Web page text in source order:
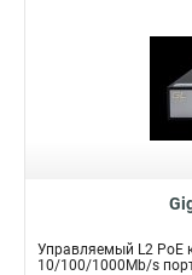
Управляемый L2 PoE
10/100/1000Mb/s